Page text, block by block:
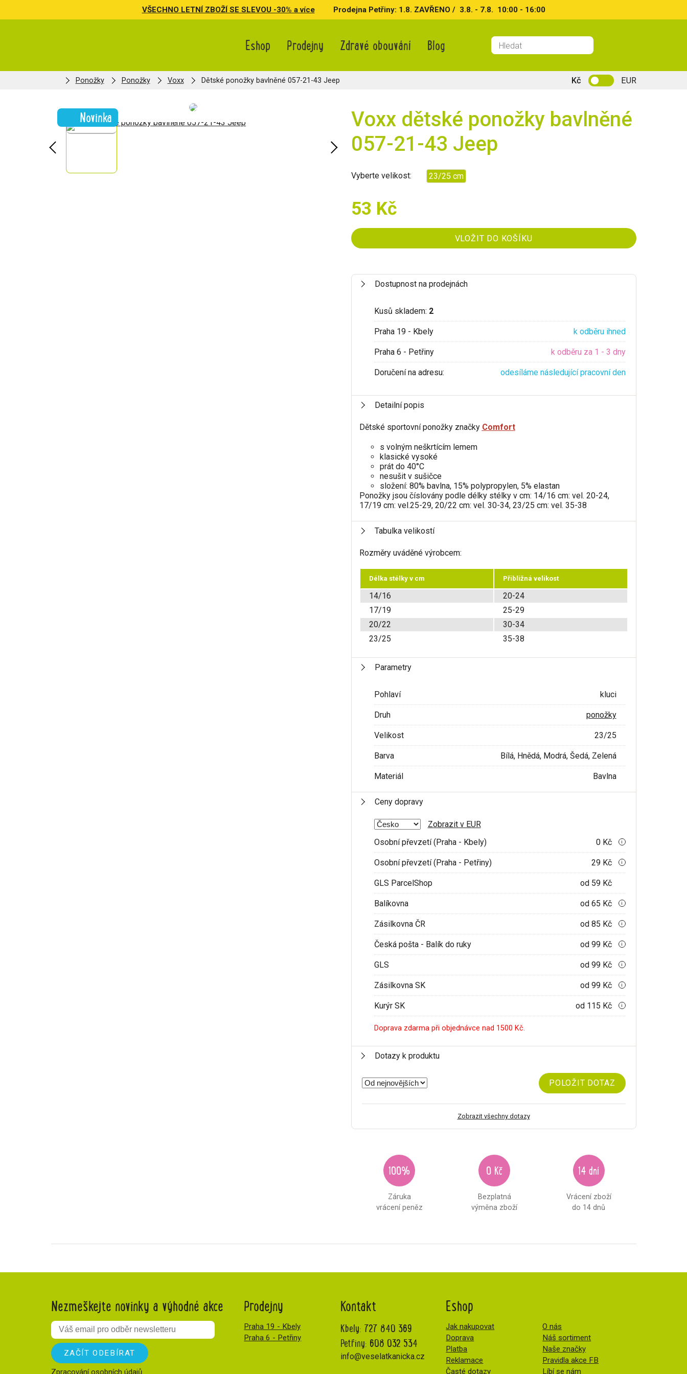
VŠECHNO LETNÍ ZBOŽÍ SE SLEVOU -30% a více Prodejna Petřiny: 1.8. ZAVŘENO / 3.8. - 7.8. 10:00 - 16:00
Eshop Prodejny Zdravé obouvání Blog
Ponožky Ponožky Voxx Dětské ponožky bavlněné 057-21-43 Jeep Kč EUR
Novinka
Voxx dětské ponožky bavlněné
057-21-43 Jeep
Vyberte velikost: 23/25 cm
53 Kč
Dostupnost na prodejnách
Kusů skladem: 2
Praha 19 - Kbely k odběru ihned
Praha 6 - Petřiny k odběru za 1 - 3 dny
Doručení na adresu: odesíláme následující pracovní den
Detailní popis
Dětské sportovní ponožky značky Comfort
s volným neškrtícím lemem
klasické vysoké
prát do 40°C
nesušit v sušičce
složení: 80% bavlna, 15% polypropylen, 5% elastan
Ponožky jsou číslovány podle délky stélky v cm: 14/16 cm: vel. 20-24,
17/19 cm: vel.25-29, 20/22 cm: vel. 30-34, 23/25 cm: vel. 35-38
Tabulka velikostí
Rozměry uváděné výrobcem:
Délka stélky v cm Přibližná velikost
14/16
20-24
17/19
25-29
20/22
30-34
23/25
35-38
Parametry
Pohlaví kluci
Druh ponožky
Velikost 23/25
Barva Bílá, Hnědá, Modrá, Šedá, Zelená
Materiál Bavlna
Ceny dopravy
Zobrazit v EUR
Osobní převzetí (Praha - Kbely)
0 Kč i
Osobní převzetí (Praha - Petřiny) 29 Kč i
GLS ParcelShop od 59 Kč
Balíkovna od 65 Kč i
Zásilkovna ČR od 85 Kč i
Česká pošta - Balík do ruky od 99 Kč i
GLS od 99 Kč i
Zásilkovna SK od 99 Kč i
Kurýr SK od 115 Kč i
Doprava zdarma při objednávce nad 1500 Kč.
Dotazy k produktu
POLOŽIT DOTAZ
Zobrazit všechny dotazy
100%
Záruka
vrácení peněz
0 Kč
Bezplatná
výměna zboží
14 dní
Vrácení zboží
do 14 dnů
Nezmeškejte novinky a výhodné akce
Zpracování osobních údajů.
Prodejny
Praha 19 - Kbely
Praha 6 - Petřiny
Kontakt
Kbely: 727 840 369
Petřiny: 608 032 534
info@veselatkanicka.cz
Eshop
Jak nakupovat
Doprava
Platba
Reklamace
Časté dotazy
O nás
Náš sortiment
Naše značky
Pravidla akce FB
Líbí se nám